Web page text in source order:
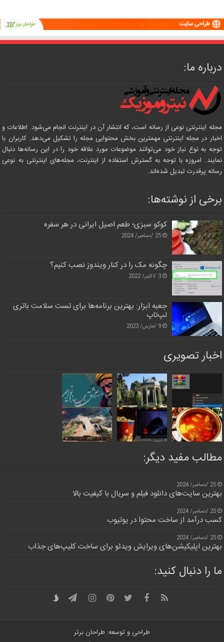
درباره ما:
مجله اینترنتی نوعی از رسانه است، که انتشار آن در اینترنت انجام می‌شود. اطلاعات و
اخبار در مجله اینترنتی مهمترین بخش محتوایی مجله را تشکیل می‌دهد. کاربران با
توجه به نوع نیاز خود می‌توانند موضوعات مورد علاقه خود را در این رسانه‌ها دنبال
نمایند. امروزه با توجه به گسترش استفاده از اینترنت، مجله‌های اینترنتی به نوعی
رسانه پرقدرت تبدیل شده‌اند.
برخی از نوشته‌ها:
کوکو سبزی؛ طعم اصیل ایرانی در هر سفره
25 /دسامبر/ 2024
چگونه مک را در کنار ویندوز نصب کنیم؟
3 /اکتبر/ 2022
جعبه ابزار: بهترین برنامه‌ها برای تست سلامت باتری
لپ‌تاپ
9 /مارس/ 2023
اخبار تصویری
مطالب مفید دیگر:
25 /دسامبر/ 2024
بهترین سایت‌های دانلود فیلم و سریال با کیفیت بالا
25 /دسامبر/ 2024
کسب درآمد از ساخت محتوا در یوتیوب
25 /دسامبر/ 2024
بهترین اپلیکیشن‌های ویرایش ویدئو برای ساخت کلیپ‌های جذاب
ما را دنبال کنید:
طراحی و توسعه: طراحان برتر